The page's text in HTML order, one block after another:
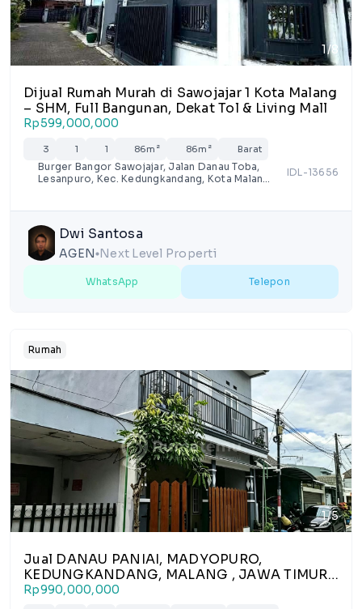
1/8
Dijual Rumah Murah di Sawojajar 1 Kota Malang
– SHM, Full Bangunan, Dekat Tol & Living Mall
Rp599,000,000
3 1 1 86m² 86m² Barat
Burger Bangor Sawojajar, Jalan Danau Toba,
Lesanpuro, Kec. Kedungkandang, Kota Malang,
IDL-13656
Dwi Santosa
AGEN lens Next Level Properti
WhatsApp Telepon
Rumah
1/5
Jual DANAU PANIAI, MADYOPURO,
KEDUNGKANDANG, MALANG , JAWA TIMUR
65139
Rp990,000,000